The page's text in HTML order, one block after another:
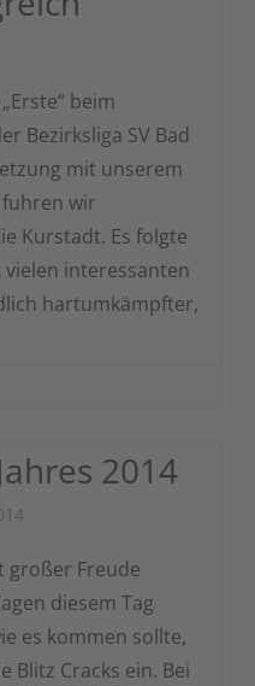
beim
Bezirksliga SV Bad
mit unserem
fuhren wir
Kurstadt. Es folgte
interessanten
hartumkämpfter,
2014
großer Freude
diesem Tag
es kommen sollte,
Blitz Cracks ein. Bei